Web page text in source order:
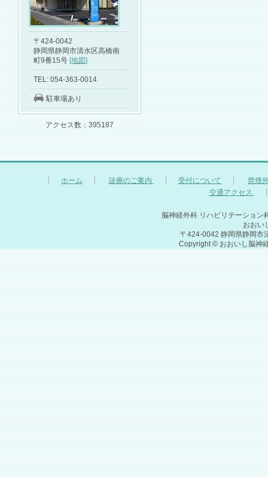
〒424-0042
静岡県静岡市清水区高橋南
町9番15号 [地図]
TEL: 054-363-0014
駐車場あり
アクセス数：395187
ホーム 診療のご案内 受付について
禁煙
交通アクセス
脳神経外科 リハビリテーショ
おおい
〒424-0042 静岡県静岡市
Copyright © おおいし脳神